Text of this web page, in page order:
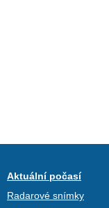
Aktuální počasí
Radarové snímky